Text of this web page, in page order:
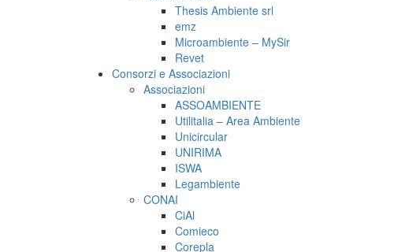
Thesis Ambiente srl
emz
Microambiente – MySir
Revet
Consorzi e Associazioni
Associazioni
ASSOAMBIENTE
Utilitalia – Area Ambiente
Unicircular
UNIRIMA
ISWA
Legambiente
CONAI
CiAl
Comieco
Corepla